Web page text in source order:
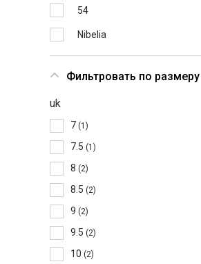
54
Nibelia
Фильтровать по размеру
uk
7 (1)
7.5 (1)
8 (2)
8.5 (2)
9 (2)
9.5 (2)
10 (2)